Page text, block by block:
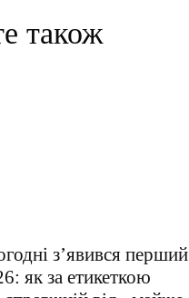
також
з’явився перший
як за етикеткою